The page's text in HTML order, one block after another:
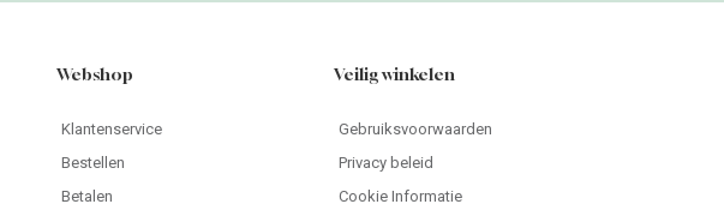
Webshop
Klantenservice
Bestellen
Betalen
Veilig winkelen
Gebruiksvoorwaarden
Privacy beleid
Cookie Informatie